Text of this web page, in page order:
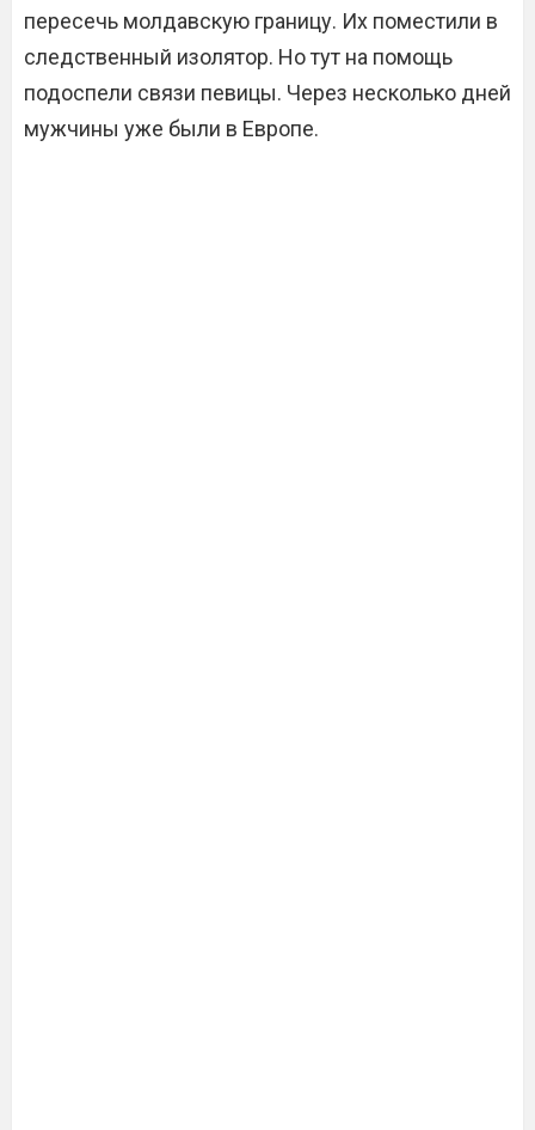
пересечь молдавскую границу. Их поместили в
следственный изолятор. Но тут на помощь
подоспели связи певицы. Через несколько дней
мужчины уже были в Европе.